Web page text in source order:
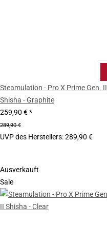
Steamulation - Pro X Prime Gen. II
Shisha - Graphite
259,90 €*
289,90 €
UVP des Herstellers:289,90 €
Ausverkauft
Sale